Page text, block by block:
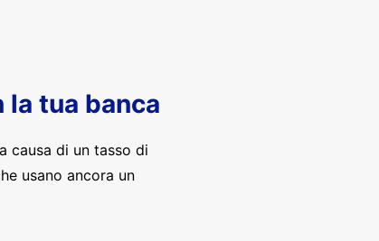
tua banca
causa di un tasso di
usano ancora un